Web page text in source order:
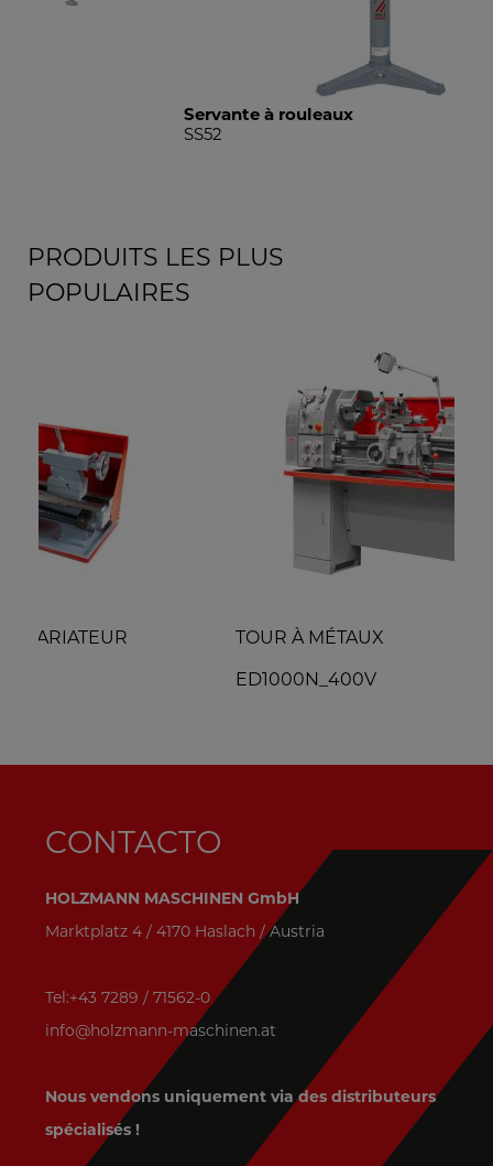
Servante à rouleaux
PRODUITS LES PLUS
POPULAIRES
TOUR À MÉTAUX
CONTACTO
HOLZMANN MASCHINEN GmbH
Marktplatz 4 / 4170 Haslach / Austria
Tel:+43 7289 / 71562-0
info@holzmann-maschinen.at
Nous vendons uniquement via des distributeurs
spécialisés !